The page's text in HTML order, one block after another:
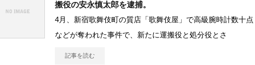
搬役の安永慎太郎を逮捕。
4月、新宿歌舞伎町の質店「歌舞伎屋」で高級腕時計数十点
などが奪われた事件で、新たに運搬役と処分役とさ
記事を読む